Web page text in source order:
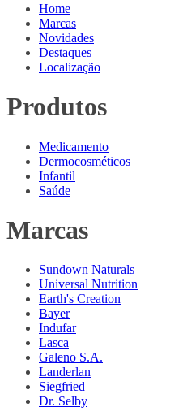
Home
Marcas
Novidades
Destaques
Localização
Produtos
Medicamento
Dermocosméticos
Infantil
Saúde
Marcas
Sundown Naturals
Universal Nutrition
Earth's Creation
Bayer
Indufar
Lasca
Galeno S.A.
Landerlan
Siegfried
Dr. Selby